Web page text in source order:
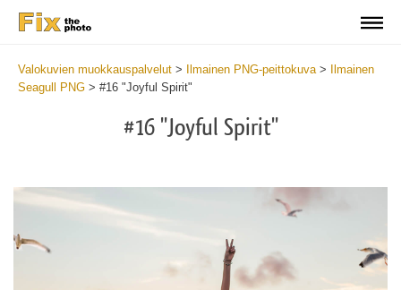
Valokuvien muokkauspalvelut > Ilmainen PNG-peittokuva>
Ilmainen
Seagull PNG > #16 "Joyful Spirit"
#16 "Joyful Spirit"